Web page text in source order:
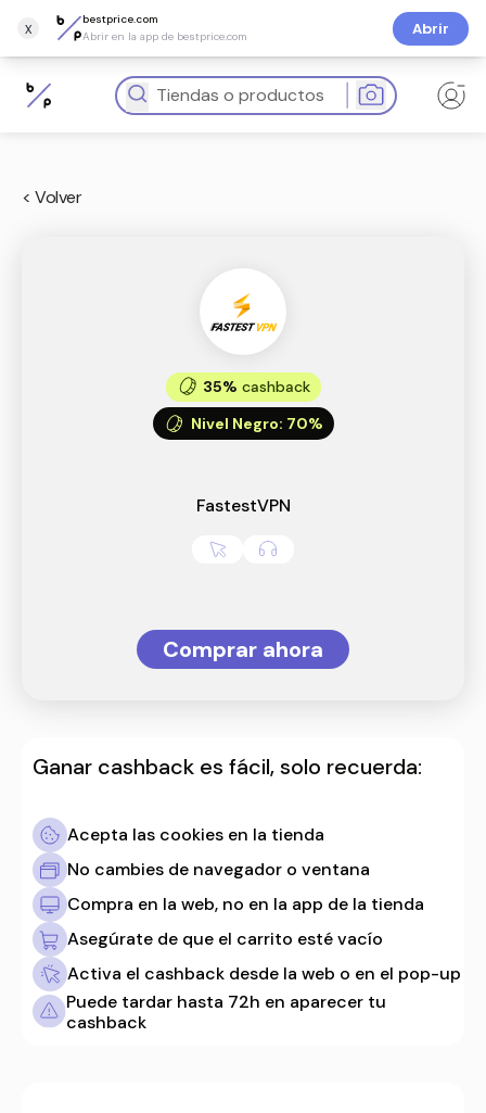
x
bestprice.com
Abrir en la app de bestprice.com
Abrir
< Volver
35% cashback
Nivel Negro: 70%
FastestVPN
Comprar ahora
Ganar cashback es fácil, solo recuerda:
Acepta las cookies en la tienda
No cambies de navegador o ventana
Compra en la web, no en la app de la tienda
Asegúrate de que el carrito esté vacío
Activa el cashback desde la web o en el pop-up
Puede tardar hasta 72h en aparecer tu
cashback